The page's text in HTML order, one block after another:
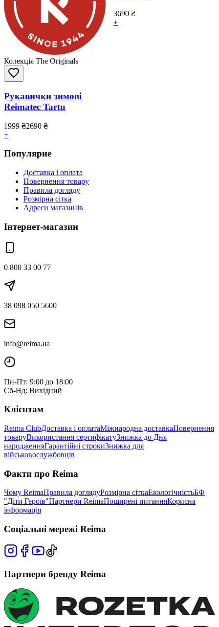
Колекція The Originals
Рукавички зимові
Reimatec Tartu
1999 ₴2690 ₴
+
3690 ₴
+
Популярне
Доставка і оплата
Повернення товару
Правила догляду
Розмірна сітка
Адреси магазинів
Інтернет-магазин
0 800 33 00 77
38 098 050 5600
info@reima.ua
Пн-Пт: 9:00 до 18:00
Сб-Нд: Вихідний
Клієнтам
Reima ClubДоставка і оплатаМіжнародна доставкаПовернення
товаруВикористання сертифікатуЗнижка до Дня
народженняГарантійні строкиЗнижка для
військовослужбовців
Факти про Reima
Чому ReimaПравила доглядуРозмірна сіткаЕкологічністьБФ
"Діти Героїв"Партнери ReimaПоширені питанняКорисна
інформація
Соціальні мережі Reima
Партнери бренду Reima